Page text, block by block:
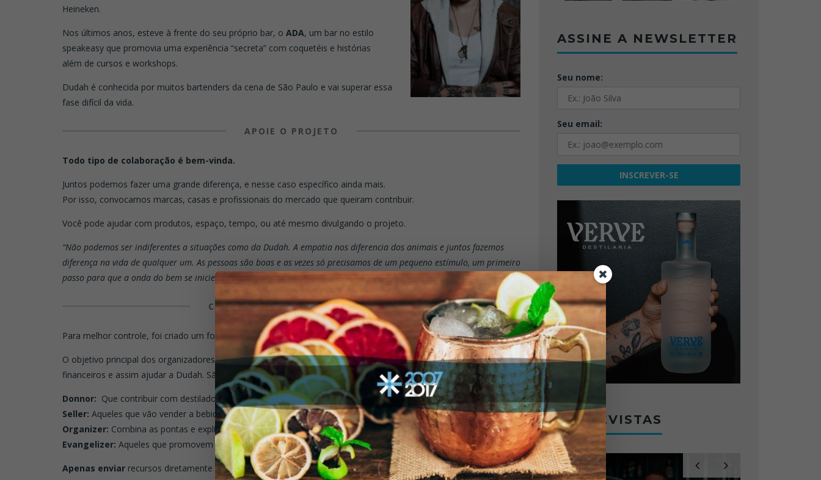
Heineken.
Nos últimos anos, esteve à frente do seu próprio bar, o ADA, um bar no estilo
speakeasy que promovia uma experiência “secreta” com coquetéis e histórias
além de cursos e workshops.
Dudah é conhecida por muitos bartenders da cena de São Paulo e vai superar essa
fase difícil da vida.
APOIE O PROJETO
Todo tipo de colaboração é bem-vinda.
Juntos podemos fazer uma grande diferença, e nesse caso específico ainda mais.
Por isso, convocamos marcas, casas e profissionais do mercado que queiram contribuir.
Você pode ajudar com produtos, espaço, tempo, ou até mesmo divulgando o projeto.
“Não podemos ser indiferentes a situações como da Dudah. A empatia nos diferencia dos animais e juntos fazemos
diferença na vida de qualquer um. As pessoas são boas e as vezes só precisamos de um pequeno estímulo, um primeiro
passo para que a onda do bem se inicie.”
conta Leopoldo Almeida, CEO da Preshh.
COMO VOCÊ PODE PARTICIPAR?
Para melhor controle, foi criado um formulário para organizar a logística do projeto.
O objetivo principal dos organizadores é arrecadar o máximo de recurso para a ação, encaminhar os recursos
financeiros e assim ajudar a Dudah. São algumas as formas de participar:
Donnor: Que contribuir com destilado ou insumo.
Seller: Aqueles que vão vender a bebida.
Organizer: Combina as pontas e explica o projeto.
Evangelizer: Aqueles que promovem a palavra.
Apenas enviar recursos diretamente para Dudah.
ASSINE A NEWSLETTER
Seu nome:
Seu email:
ENTREVISTAS